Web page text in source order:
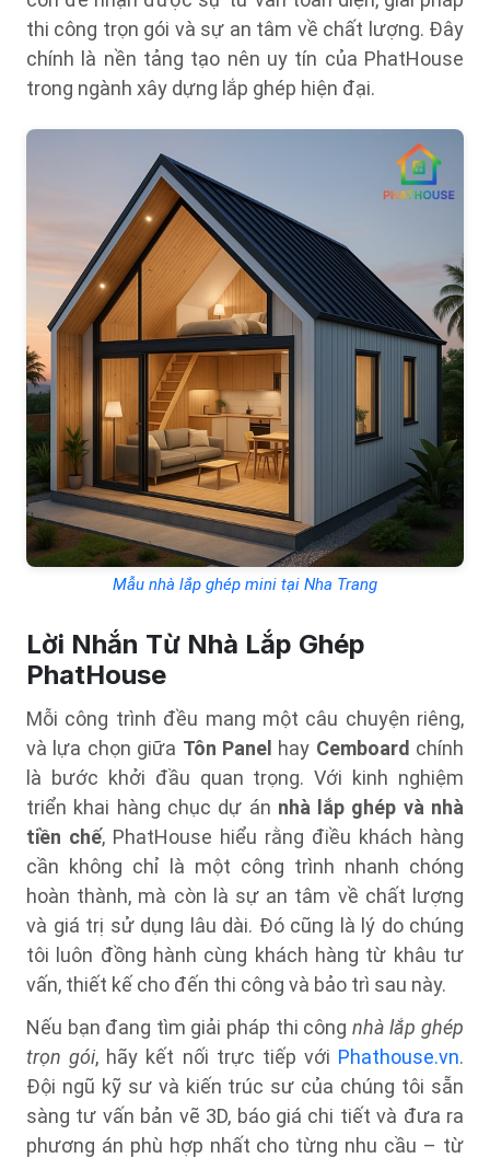
thi công trọn gói và sự an tâm về chất lượng. Đây
chính là nền tảng tạo nên uy tín của PhatHouse
trong ngành xây dựng lắp ghép hiện đại.
Mẫu nhà lắp ghép mini tại Nha Trang
Lời Nhắn Từ Nhà Lắp Ghép
PhatHouse
Mỗi công trình đều mang một câu chuyện riêng,
và lựa chọn giữa Tôn Panel hay Cemboard chính
là bước khởi đầu quan trọng. Với kinh nghiệm
triển khai hàng chục dự án nhà lắp ghép và nhà
tiền chế, PhatHouse hiểu rằng điều khách hàng
cần không chỉ là một công trình nhanh chóng
hoàn thành, mà còn là sự an tâm về chất lượng
và giá trị sử dụng lâu dài. Đó cũng là lý do chúng
tôi luôn đồng hành cùng khách hàng từ khâu tư
vấn, thiết kế cho đến thi công và bảo trì sau này.
Nếu bạn đang tìm giải pháp thi công nhà lắp ghép
trọn gói, hãy kết nối trực tiếp với Phathouse.vn.
Đội ngũ kỹ sư và kiến trúc sư của chúng tôi sẵn
sàng tư vấn bản vẽ 3D, báo giá chi tiết và đưa ra
phương án phù hợp nhất cho từng nhu cầu – từ